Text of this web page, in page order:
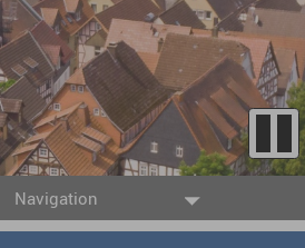
Navigation